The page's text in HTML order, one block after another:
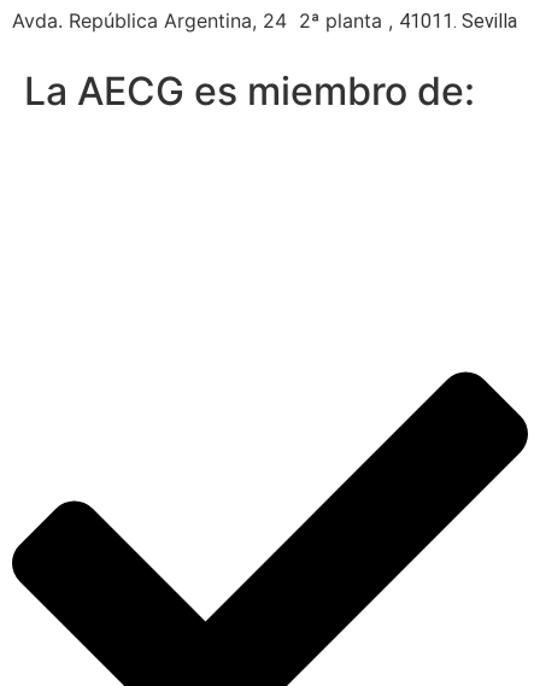
Avda. República Argentina, 24 2ª planta , 41011. Sevilla
La AECG es miembro de: